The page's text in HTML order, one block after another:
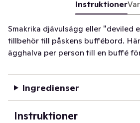
Instruktioner
Smakrika djävulsägg eller "deviled
tillbehör till påskens buffébord.
ägghalva per person till en buffé
Ingredienser
Instruktioner